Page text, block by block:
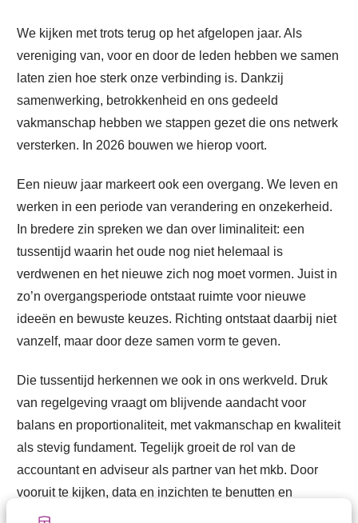
We kijken met trots terug op het afgelopen jaar. Als
vereniging van, voor en door de leden hebben we samen
laten zien hoe sterk onze verbinding is. Dankzij
samenwerking, betrokkenheid en ons gedeeld
vakmanschap hebben we stappen gezet die ons netwerk
versterken. In 2026 bouwen we hierop voort.
Een nieuw jaar markeert ook een overgang. We leven en
werken in een periode van verandering en onzekerheid.
In bredere zin spreken we dan over liminaliteit: een
tussentijd waarin het oude nog niet helemaal is
verdwenen en het nieuwe zich nog moet vormen. Juist in
zo’n overgangsperiode ontstaat ruimte voor nieuwe
ideeën en bewuste keuzes. Richting ontstaat daarbij niet
vanzelf, maar door deze samen vorm te geven.
Die tussentijd herkennen we ook in ons werkveld. Druk
van regelgeving vraagt om blijvende aandacht voor
balans en proportionaliteit, met vakmanschap en kwaliteit
als stevig fundament. Tegelijk groeit de rol van de
accountant en adviseur als partner van het mkb. Door
vooruit te kijken, data en inzichten te benutten en
ontwikkelingen tijdig te duiden, dragen SRA-kantoren bij